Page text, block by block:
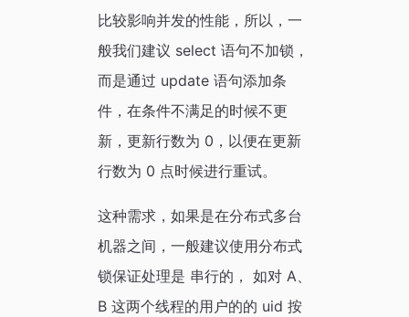
比较影响并发的性能，所以，一
般我们建议 select 语句不加锁，
而是通过 update 语句添加条
件，在条件不满足的时候不更
新，更新行数为 0，以便在更新
行数为 0 点时候进行重试。
这种需求，如果是在分布式多台
机器之间，一般建议使用分布式
锁保证处理是 串行的， 如对 A、
B 这两个线程的用户的的 uid 按